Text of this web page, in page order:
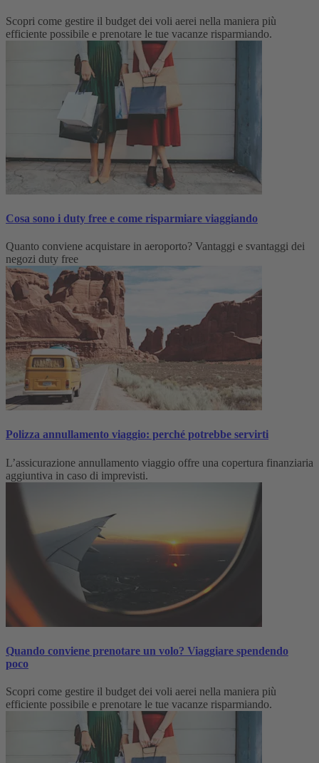
Scopri come gestire il budget dei voli aerei nella maniera più
efficiente possibile e prenotare le tue vacanze risparmiando.
Cosa sono i duty free e come risparmiare viaggiando
Quanto conviene acquistare in aeroporto? Vantaggi e svantaggi dei
negozi duty free
Polizza annullamento viaggio: perché potrebbe servirti
L’assicurazione annullamento viaggio offre una copertura finanziaria
aggiuntiva in caso di imprevisti.
Quando conviene prenotare un volo? Viaggiare spendendo
poco
Scopri come gestire il budget dei voli aerei nella maniera più
efficiente possibile e prenotare le tue vacanze risparmiando.